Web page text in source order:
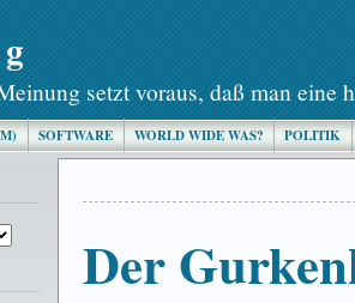
setzt voraus, daß man eine
SOFTWARE WORLD WIDE WAS? POLITIK
Der